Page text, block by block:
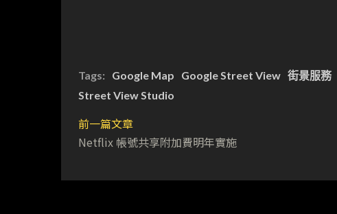
Tags: Google Map Google Street View 街景服務
Street View Studio
前一篇文章
Netflix 帳號共享附加費明年實施